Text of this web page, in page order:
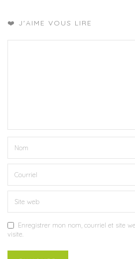
❤️ J'AIME VOUS LIRE
Enregistrer mon nom, courriel et site
visite.